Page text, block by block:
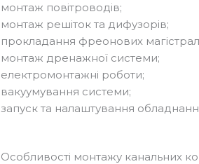
монтаж повітроводів;
монтаж решіток та дифузорів;
прокладання фреонових
монтаж дренажної системи;
електромонтажні роботи;
вакуумування системи;
запуск та налаштування
Особливості монтажу канальних